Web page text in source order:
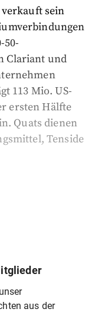
sein
50-
Clariant und
113 Mio. US-
ersten Hälfte
Quats dienen
Tenside
aus der